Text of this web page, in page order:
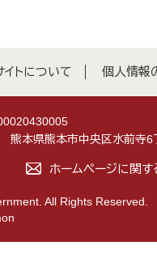
イトについて 個人情報
熊本県熊本市中央区水前寺6
ホームページに関
All Rights Reserved.